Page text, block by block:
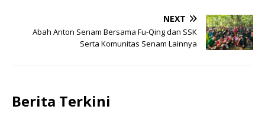
NEXT
Abah Anton Senam Bersama Fu-Qing dan SSK
Serta Komunitas Senam Lainnya
Berita Terkini